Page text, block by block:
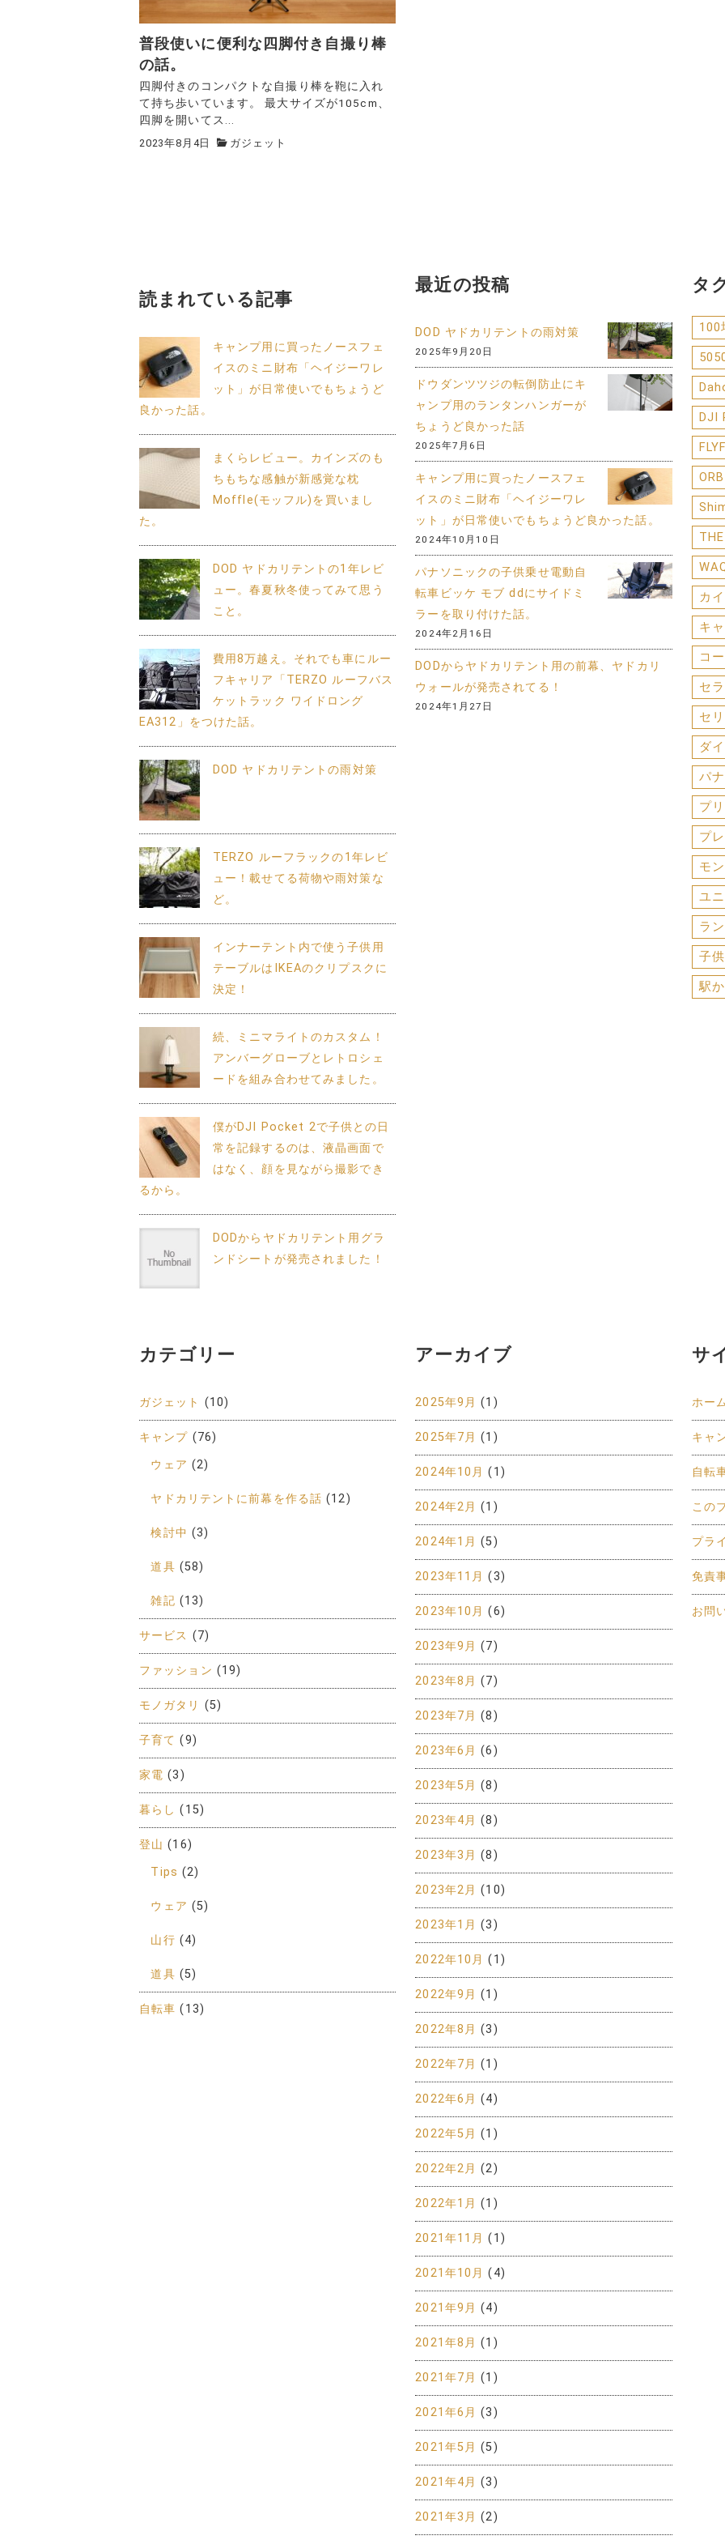
普段使いに便利な四脚付き自撮り棒
の話。
四脚付きのコンパクトな自撮り棒を鞄に入れ
て持ち歩いています。 最大サイズが105cm、
四脚を開いてス...
2023年8月4日 ガジェット
読まれている記事
キャンプ用に買ったノースフェ
イスのミニ財布「ヘイジーワレ
ット」が日常使いでもちょうど
良かった話。
まくらレビュー。カインズのも
ちもちな感触が新感覚な枕
Moffle(モッフル)を買いまし
た。
DOD ヤドカリテントの1年レビ
ュー。春夏秋冬使ってみて思う
こと。
費用8万越え。それでも車にルー
フキャリア「TERZO ルーフバス
ケットラック ワイドロング
EA312」をつけた話。
DOD ヤドカリテントの雨対策
TERZO ルーフラックの1年レビ
ュー！載せてる荷物や雨対策な
ど。
インナーテント内で使う子供用
テーブルはIKEAのクリプスクに
決定！
続、ミニマライトのカスタム！
アンバーグローブとレトロシェ
ードを組み合わせてみました。
僕がDJI Pocket 2で子供との日
常を記録するのは、液晶画面で
はなく、顔を見ながら撮影でき
るから。
DODからヤドカリテント用グラ
ンドシートが発売されました！
最近の投稿
DOD ヤドカリテントの雨対策
2025年9月20日
ドウダンツツジの転倒防止にキ
ャンプ用のランタンハンガーが
ちょうど良かった話
2025年7月6日
キャンプ用に買ったノースフェ
イスのミニ財布「ヘイジーワレ
ット」が日常使いでもちょうど良かった話。
2024年10月10日
パナソニックの子供乗せ電動自
転車ビッケ モブ ddにサイドミ
ラーを取り付けた話。
2024年2月16日
DODからヤドカリテント用の前幕、ヤドカリ
ウォールが発売されてる！
2024年1月27日
タ
100
DJI
カ
キ
コ
セ
セ
ダ
パ
プ
プ
モ
ユ
ラ
子
駅
カテゴリー
ガジェット (10)
キャンプ (76)
ウェア (2)
ヤドカリテントに前幕を作る話 (12)
検討中 (3)
道具 (58)
雑記 (13)
サービス (7)
ファッション (19)
モノガタリ (5)
子育て (9)
家電 (3)
暮らし (15)
登山 (16)
Tips (2)
ウェア (5)
山行 (4)
道具 (5)
自転車 (13)
アーカイブ
2025年9月 (1)
2025年7月 (1)
2024年10月 (1)
2024年2月 (1)
2024年1月 (5)
2023年11月 (3)
2023年10月 (6)
2023年9月 (7)
2023年8月 (7)
2023年7月 (8)
2023年6月 (6)
2023年5月 (8)
2023年4月 (8)
2023年3月 (8)
2023年2月 (10)
2023年1月 (3)
2022年10月 (1)
2022年9月 (1)
2022年8月 (3)
2022年7月 (1)
2022年6月 (4)
2022年5月 (1)
2022年2月 (2)
2022年1月 (1)
2021年11月 (1)
2021年10月 (4)
2021年9月 (4)
2021年8月 (1)
2021年7月 (1)
2021年6月 (3)
2021年5月 (5)
2021年4月 (3)
2021年3月 (2)
サ
ホー
キャ
自転
この
プラ
免責
お問